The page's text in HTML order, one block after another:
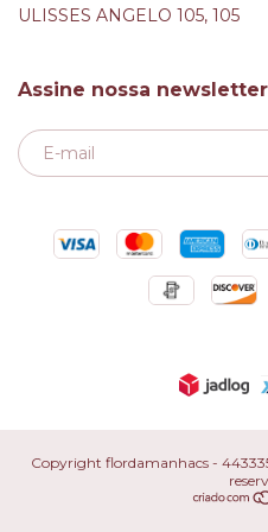
ULISSES ANGELO 105, 105
Assine nossa newsletter
Copyright flordamanhacs -